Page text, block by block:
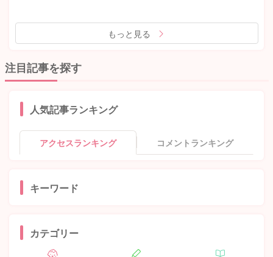
もっと見る
注目記事を探す
人気記事ランキング
アクセスランキング コメントランキング
キーワード
カテゴリー